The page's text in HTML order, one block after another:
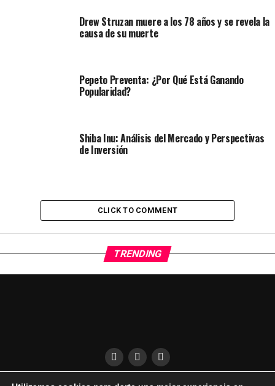
Drew Struzan muere a los 78 años y se revela la
causa de su muerte
Pepeto Preventa: ¿Por Qué Está Ganando
Popularidad?
Shiba Inu: Análisis del Mercado y Perspectivas
de Inversión
CLICK TO COMMENT
TRENDING